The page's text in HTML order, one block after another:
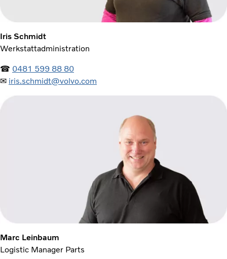
Iris Schmidt
Werkstattadministration
☎ 0481 599 88 80
✉ iris.schmidt@volvo.com
Marc Leinbaum
Logistic Manager Parts